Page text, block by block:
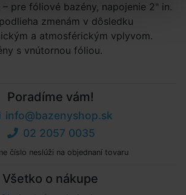
– pre fóliové bazény, napojenie 2" in.
zmenám v dôsledku
a atmosférickým vplyvom.
s vnútornou fóliou.
Poradíme vám!
info@bazenyshop.sk
02 2057 0035
číslo neslúži na objednaní tovaru
Všetko o nákupe